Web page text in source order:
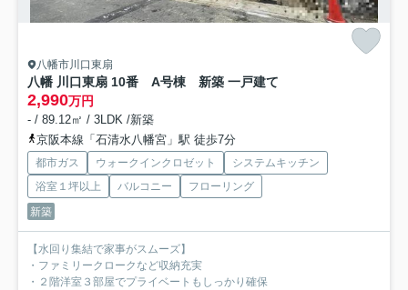
八幡市川口東扇
八幡 川口東扇 10番 A号棟 新築 一戸建て
2,990万円
- / 89.12㎡ / 3LDK /新築
京阪本線「石清水八幡宮」駅 徒歩7分
都市ガス ウォークインクロゼット
システムキッチン
浴室１坪以上
バルコニー
フローリング
新築
【水回り集結で家事がスムーズ】
・ファミリークロークなど収納充実
・２階洋室３部屋でプライベートもしっかり確保